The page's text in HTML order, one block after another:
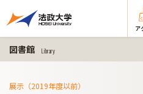
ア
図書館 Library
展示（2019年度以前）